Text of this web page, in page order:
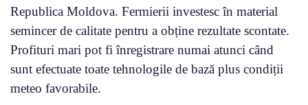
Republica Moldova. Fermierii investesc în material
semincer de calitate pentru a obține rezultate scontate.
Profituri mari pot fi înregistrare numai atunci când
sunt efectuate toate tehnologile de bază plus condiții
meteo favorabile.